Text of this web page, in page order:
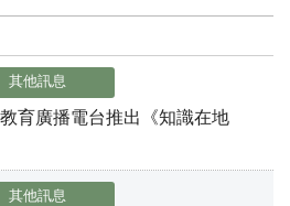
其他訊息
育廣播電台推出《知識在地
其他訊息